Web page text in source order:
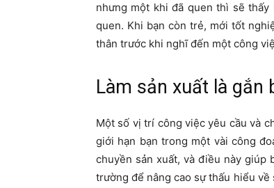
nhưng một khi đã quen thì sẽ
quen. Khi bạn còn trẻ, mới tốt
thân trước khi nghĩ đến một công
Làm sản xuất là gắn
Một số vị trí công việc yêu cầu và
giới hạn bạn trong một vài công
chuyền sản xuất, và điều này
trường để nâng cao sự thấu hiểu